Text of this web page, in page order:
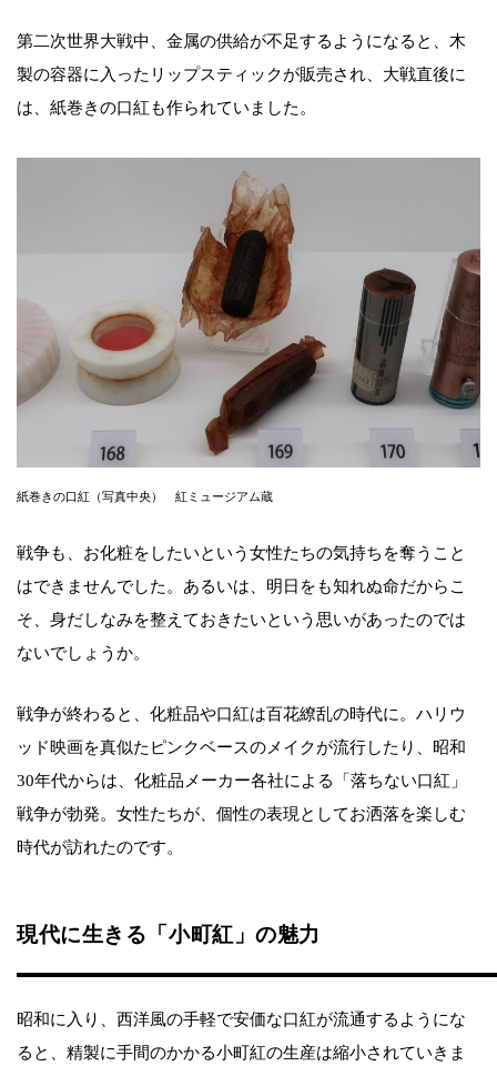
第二次世界大戦中、金属の供給が不足するようになると、木
製の容器に入ったリップスティックが販売され、大戦直後に
は、紙巻きの口紅も作られていました。
紙巻きの口紅（写真中央） 紅ミュージアム蔵
戦争も、お化粧をしたいという女性たちの気持ちを奪うこと
はできませんでした。あるいは、明日をも知れぬ命だからこ
そ、身だしなみを整えておきたいという思いがあったのでは
ないでしょうか。
戦争が終わると、化粧品や口紅は百花繚乱の時代に。ハリウ
ッド映画を真似たピンクベースのメイクが流行したり、昭和
30年代からは、化粧品メーカー各社による「落ちない口紅」
戦争が勃発。女性たちが、個性の表現としてお洒落を楽しむ
時代が訪れたのです。
現代に生きる「小町紅」の魅力
昭和に入り、西洋風の手軽で安価な口紅が流通するようにな
ると、精製に手間のかかる小町紅の生産は縮小されていきま